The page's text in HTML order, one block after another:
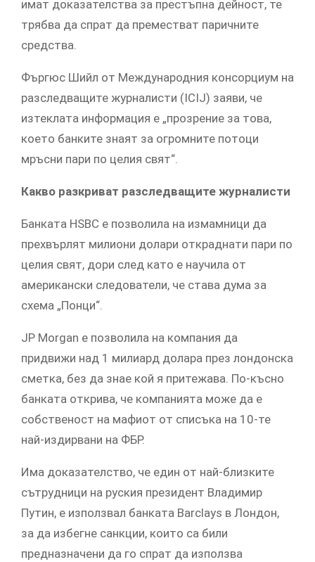
имат доказателства за престъпна дейност, те
трябва да спрат да преместват паричните
средства.
Фъргюс Шийл от Международния консорциум на
разследващите журналисти (ICIJ) заяви, че
изтеклата информация е „прозрение за това,
което банките знаят за огромните потоци
мръсни пари по целия свят“.
Какво разкриват разследващите журналисти
Банката HSBC е позволила на измамници да
прехвърлят милиони долари откраднати пари по
целия свят, дори след като е научила от
американски следователи, че става дума за
схема „Понци“.
JP Morgan е позволила на компания да
придвижи над 1 милиард долара през лондонска
сметка, без да знае кой я притежава. По-късно
банката открива, че компанията може да е
собственост на мафиот от списъка на 10-те
най-издирвани на ФБР.
Има доказателство, че един от най-близките
сътрудници на руския президент Владимир
Путин, е използвал банката Barclays в Лондон,
за да избегне санкции, които са били
предназначени да го спрат да използва